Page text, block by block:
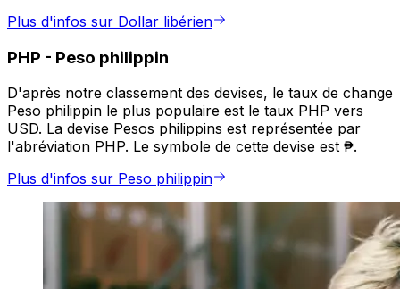
Plus d'infos sur Dollar libérien
PHP - Peso philippin
D'après notre classement des devises, le taux de change
Peso philippin le plus populaire est le taux PHP vers
USD. La devise Pesos philippins est représentée par
l'abréviation PHP. Le symbole de cette devise est ₱.
Plus d'infos sur Peso philippin